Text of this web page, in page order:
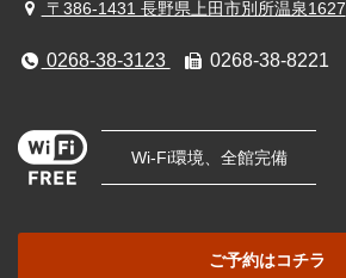
〒386-1431 長野県上田市別所温泉1627
0268-38-3123 0268-38-8221
Wi-Fi環境、全館完備
ご予約はコチラ